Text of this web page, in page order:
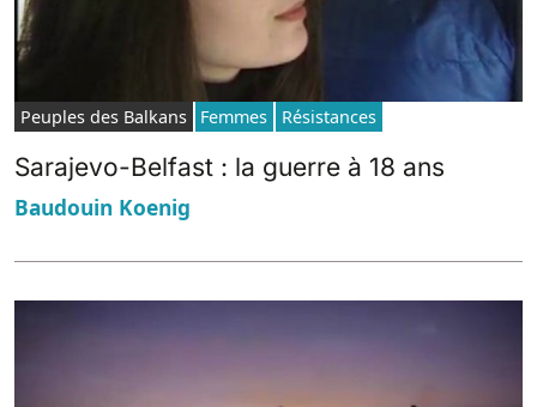
Peuples des Balkans Femmes Résistances
Sarajevo-Belfast : la guerre à 18 ans
Baudouin Koenig